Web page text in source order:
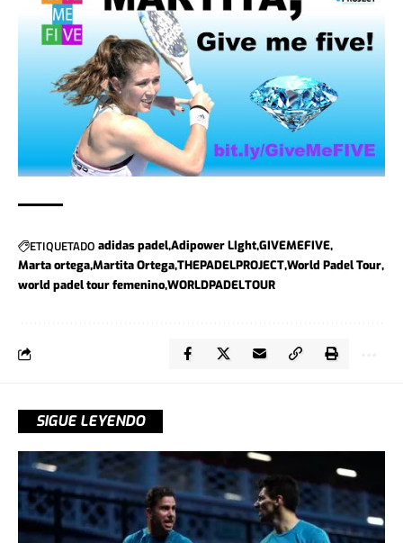
ETIQUETADO adidas padelAdipower LIghtGIVEMEFIVE
Marta ortegaMartita OrtegaTHEPADELPROJECTWorld Padel Tour
world padel tour femeninoWORLDPADELTOUR
SIGUE LEYENDO